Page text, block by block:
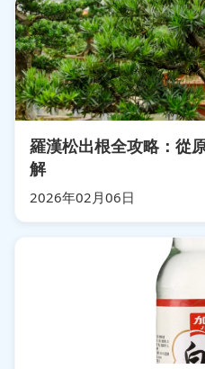
羅漢松出根全攻略：從
解
2026年02月06日